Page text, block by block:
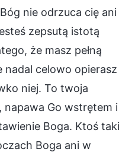
nie odrzuca cię ani
zepsutą istotą
że masz pełną
nadal celowo opierasz
niej. To twoja
napawa Go wstrętem i
Boga. Ktoś taki
Boga ani w